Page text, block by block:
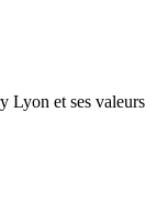
Lyon et ses valeurs